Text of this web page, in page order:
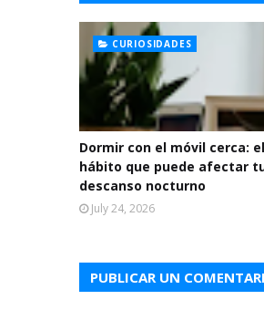
CURIOSIDADES
Dormir con el móvil cerca: el
hábito que puede afectar
descanso nocturno
July 24, 2026
PUBLICAR UN